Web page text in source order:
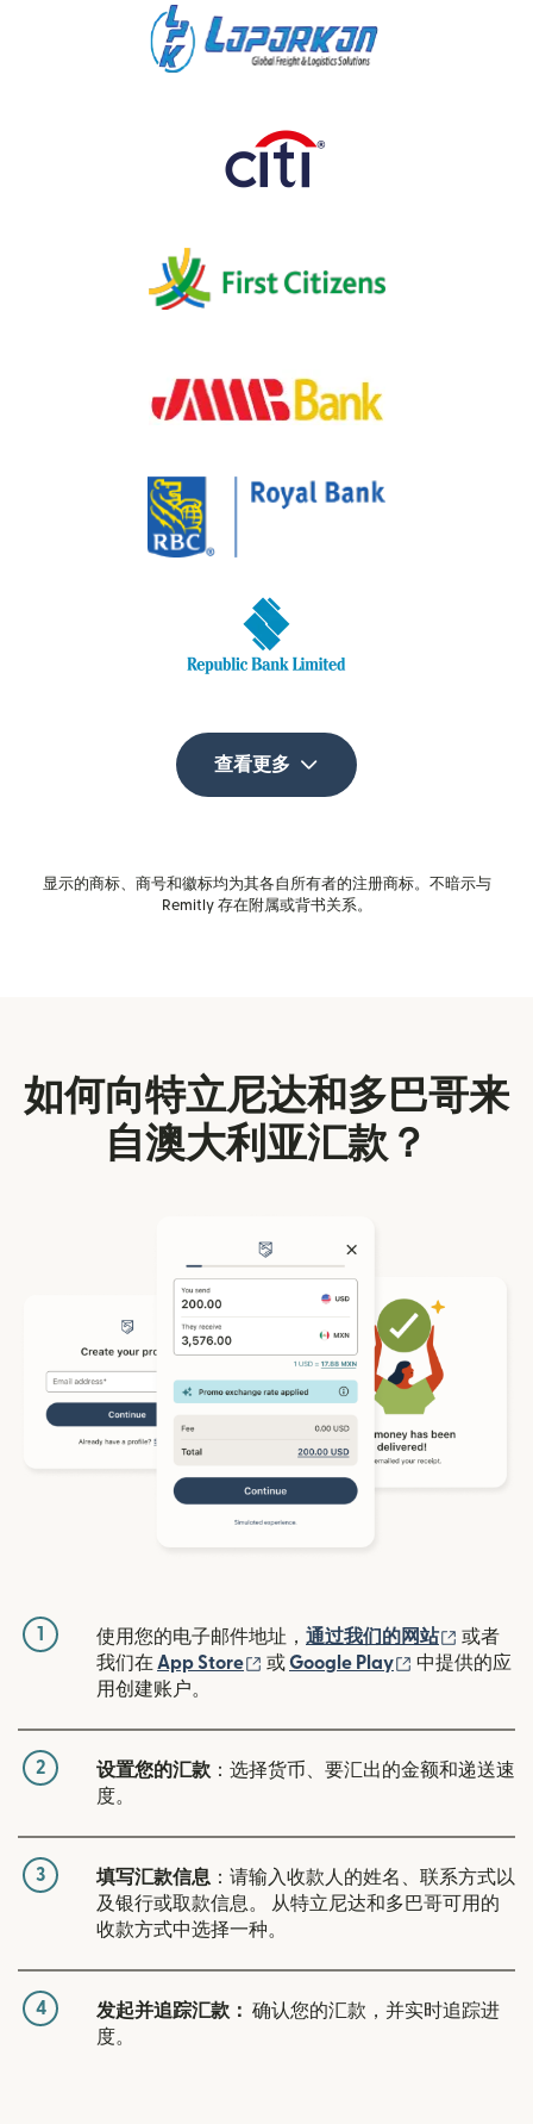
查看更多
显示的商标、商号和徽标均为其各自所有者的注册商标。不暗示与
Remitly 存在附属或背书关系。
如何向特立尼达和多巴哥来
自澳大利亚汇款？
1 使用您的电子邮件地址， 通过我们的网站 （在新
或者
我们在 App Store （在新窗口中打开）
或Google Play （在新窗口中
中提供的应
用创建账户。
2 设置您的汇款 ：选择货币、要汇出的金额和递送速
度。
3 填写汇款信息 ：请输入收款人的姓名、联系方式以
及银行或取款信息。 从特立尼达和多巴哥可用的
收款方式中选择一种。
4 发起并追踪汇款： 确认您的汇款，并实时追踪进
度。